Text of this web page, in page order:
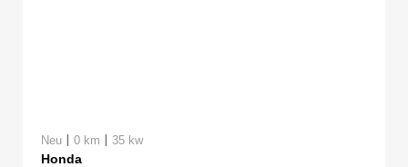
Neu | 0 km | 35 kw
Honda